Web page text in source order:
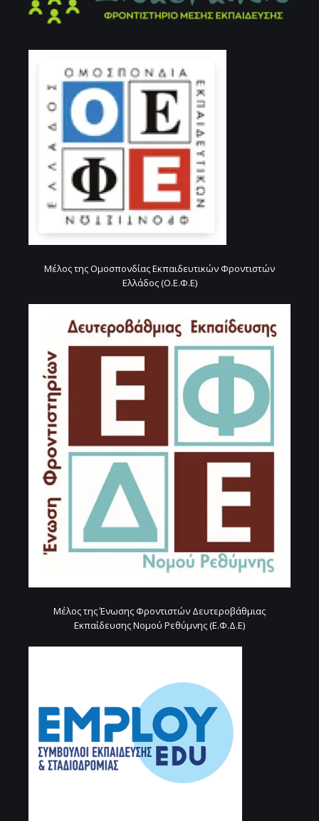
Μέλος της Ομοσπονδίας Εκπαιδευτικών Φροντιστών
Ελλάδος (Ο.Ε.Φ.Ε)
Μέλος της Ένωσης Φροντιστών Δευτεροβάθμιας
Εκπαίδευσης Νομού Ρεθύμνης (Ε.Φ.Δ.Ε)